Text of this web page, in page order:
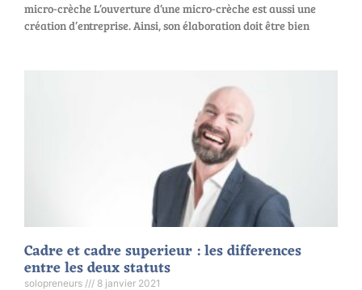
micro-crèche L’ouverture d’une micro-crèche est aussi une
création d’entreprise. Ainsi, son élaboration doit être bien
Cadre et cadre superieur : les differences
entre les deux statuts
solopreneurs 8 janvier 2021